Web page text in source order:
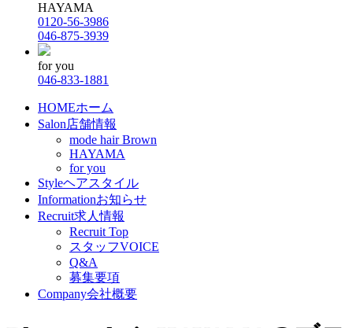
HAYAMA
0120-56-3986
046-875-3939
for you
046-833-1881
HOMEホーム
Salon店舗情報
mode hair Brown
HAYAMA
for you
Styleヘアスタイル
Informationお知らせ
Recruit求人情報
Recruit Top
スタッフVOICE
Q&A
募集要項
Company会社概要